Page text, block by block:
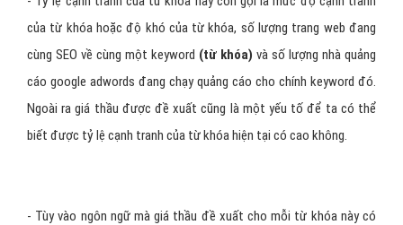
của từ khóa hoặc độ khó của từ khóa, số lượng trang web đang
cùng SEO về cùng một keyword (từ khóa) và số lượng nhà quảng
cáo google adwords đang chạy quảng cáo cho chính keyword đó.
Ngoài ra giá thầu được đề xuất cũng là một yếu tố để ta có thể
biết được tỷ lệ cạnh tranh của từ khóa hiện tại có cao không.
- Tùy vào ngôn ngữ mà giá thầu đề xuất cho mỗi từ khóa này có